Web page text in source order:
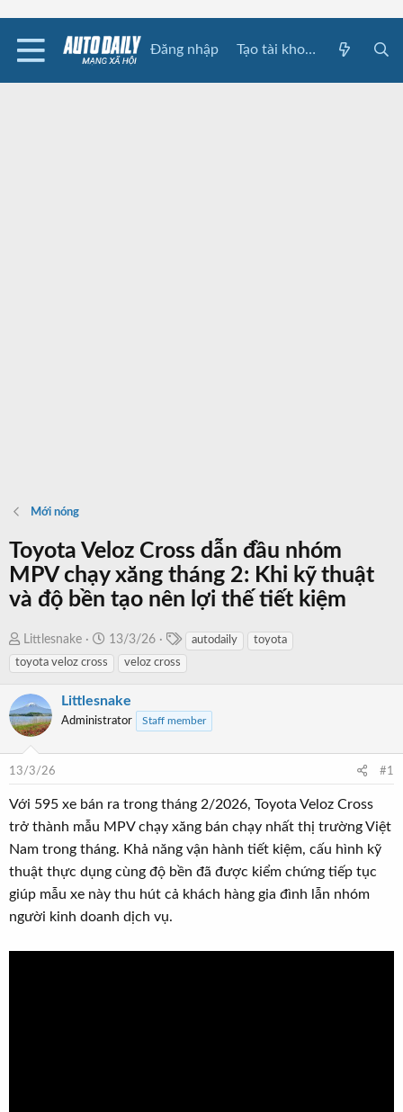
Đăng nhập Tạo tài khoản
Mới nóng
Toyota Veloz Cross dẫn đầu nhóm
MPV chạy xăng tháng 2: Khi kỹ thuật
và độ bền tạo nên lợi thế tiết kiệm
T
h
e
a
d
t
a
e
r
Littlesnake
N
g
y
b
t
13/3/26
a
autodaily
toyota
toyota veloz cross
veloz cross
Littlesnake
Administrator Staff member
13/3/26 #1
Với 595 xe bán ra trong tháng 2/2026, Toyota Veloz Cross
trở thành mẫu MPV chạy xăng bán chạy nhất thị trường Việt
Nam trong tháng. Khả năng vận hành tiết kiệm, cấu hình kỹ
thuật thực dụng cùng độ bền đã được kiểm chứng tiếp tục
giúp mẫu xe này thu hút cả khách hàng gia đình lẫn nhóm
người kinh doanh dịch vụ.